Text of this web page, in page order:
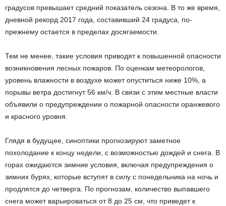
градусов превышает средний показатель сезона. В то же время,
дневной рекорд 2017 года, составивший 24 градуса, по-
прежнему остается в пределах досягаемости.
Тем не менее, такие условия приводят к повышенной опасности
возникновения лесных пожаров. По оценкам метеорологов,
уровень влажности в воздухе может опуститься ниже 10%, а
порывы ветра достигнут 56 км/ч. В связи с этим местные власти
объявили о предупреждении о пожарной опасности оранжевого
и красного уровня.
Глядя в будущее, синоптики прогнозируют заметное
похолодание к концу недели, с возможностью дождей и снега. В
горах ожидаются зимние условия, включая предупреждения о
зимних бурях, которые вступят в силу с понедельника на ночь и
продлятся до четверга. По прогнозам, количество выпавшего
снега может варьироваться от 8 до 25 см, что приведет к